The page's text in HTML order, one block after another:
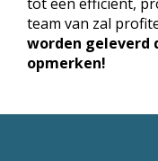
team van zal
worden geleverd
opmerken!